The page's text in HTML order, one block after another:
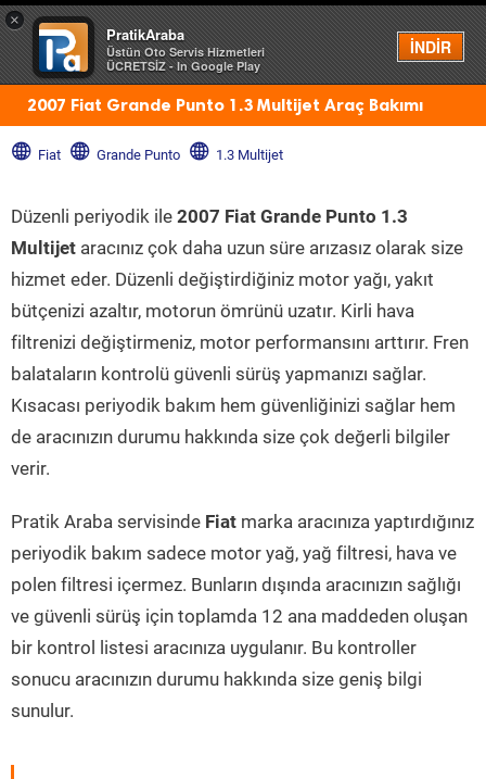
×
PratikAraba
Üstün Oto Servis Hizmetleri
ÜCRETSİZ - In Google Play
İNDİR
Menü
2007 Fiat Grande Punto 1.3 Multijet Araç Bakımı
Fiat Grande Punto 1.3 Multijet
Düzenli periyodik ile 2007 Fiat Grande Punto 1.3
Multijet aracınız çok daha uzun süre arızasız olarak size
hizmet eder. Düzenli değiştirdiğiniz motor yağı, yakıt
bütçenizi azaltır, motorun ömrünü uzatır. Kirli hava
filtrenizi değiştirmeniz, motor performansını arttırır. Fren
balataların kontrolü güvenli sürüş yapmanızı sağlar.
Kısacası periyodik bakım hem güvenliğinizi sağlar hem
de aracınızın durumu hakkında size çok değerli bilgiler
verir.
Pratik Araba servisinde Fiat marka aracınıza yaptırdığınız
periyodik bakım sadece motor yağ, yağ filtresi, hava ve
polen filtresi içermez. Bunların dışında aracınızın sağlığı
ve güvenli sürüş için toplamda 12 ana maddeden oluşan
bir kontrol listesi aracınıza uygulanır. Bu kontroller
sonucu aracınızın durumu hakkında size geniş bilgi
sunulur.